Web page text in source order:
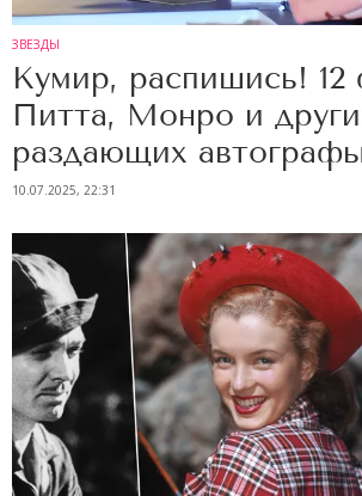
ЗВЕЗДЫ
Кумир, распишись! 12
Питта, Монро и
раздающих
10.07.2025, 22:31